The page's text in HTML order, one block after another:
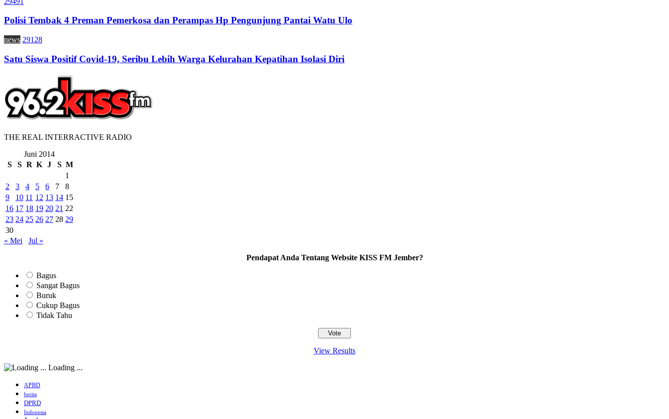
Polisi Tembak 4 Preman Pemerkosa dan Perampas Hp Pengunjung Pantai Watu Ulo
news 29128
Satu Siswa Positif Covid-19, Seribu Lebih Warga Kelurahan Kepatihan Isolasi Diri
THE REAL INTERRACTIVE RADIO
Juni 2014
S
S R K J S M
1
2
3 4 5 6 7
8
9
10 11 12 13 14 15
16 17 18 19 20 21 22
23 24 25 26 27 28 29
30
« Mei
Jul »
Pendapat Anda Tentang Website KISS FM Jember?
Bagus
Sangat Bagus
Buruk
Cukup Bagus
Tidak Tahu
View Results
Loading ...
APBD
berita
DPRD
Indonesia